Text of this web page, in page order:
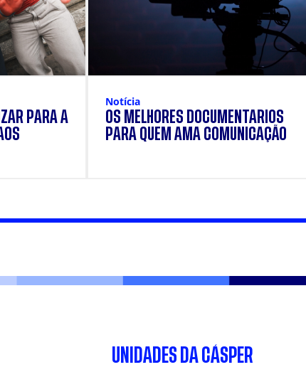
PARA A
Notícia
OS MELHORES DOCUMENTÁRIOS
PARA QUEM AMA COMUNICAÇÃO
UNIDADES DA CÁSPER